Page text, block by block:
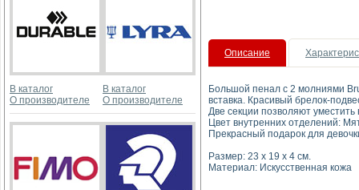
В каталог
О производителе
В каталог
О производителе
Описание
Большой пенал с 2 молниями
вставка. Красивый брелок-
Две секции позволяют
Цвет внутренних отделений:
Прекрасный подарок для
Размер: 23 х 19 х 4 см.
Материал: Искусственная кожа